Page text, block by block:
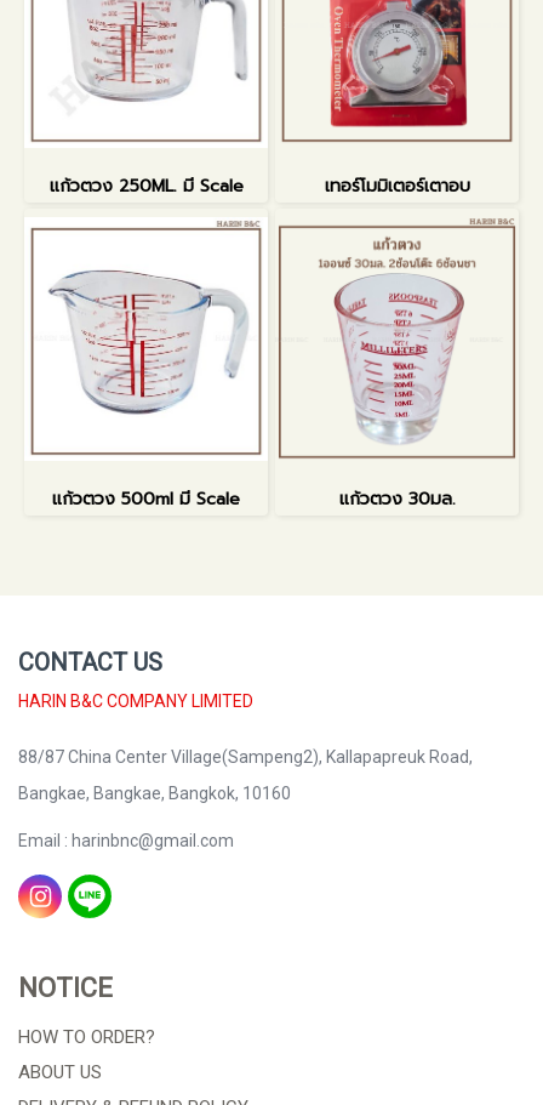
แก้วตวง 250ML. มี Scale เทอร์โมมิเตอร์เตาอบ
แก้วตวง 500ml มี Scale แก้วตวง 30มล.
CONTACT US
HARIN B&C COMPANY LIMITED
88/87 China Center Village(Sampeng2), Kallapapreuk Road,
Bangkae, Bangkae, Bangkok, 10160
Email : harinbnc@gmail.com
NOTICE
HOW TO ORDER?
ABOUT US